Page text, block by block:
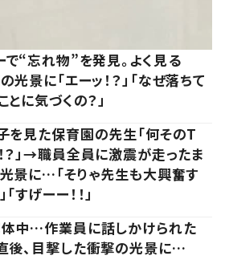
で“忘れ物”を発見。よく見る
景に「エーッ！？」「なぜ落ちて
とに気づくの？」
を見た保育園の先生「何そのT
？」→職員全員に激震が走ったま
景に…「そりゃ先生も大興奮す
すげーー！！」
中…作業員に話しかけられた
後、目撃した衝撃の光景に…